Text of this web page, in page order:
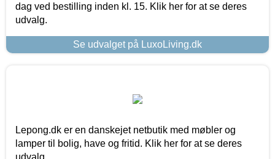
dag ved bestilling inden kl. 15. Klik her for at se deres
udvalg.
Se udvalget på LuxoLiving.dk
Lepong.dk er en danskejet netbutik med møbler og
lamper til bolig, have og fritid. Klik her for at se deres
udvalg.